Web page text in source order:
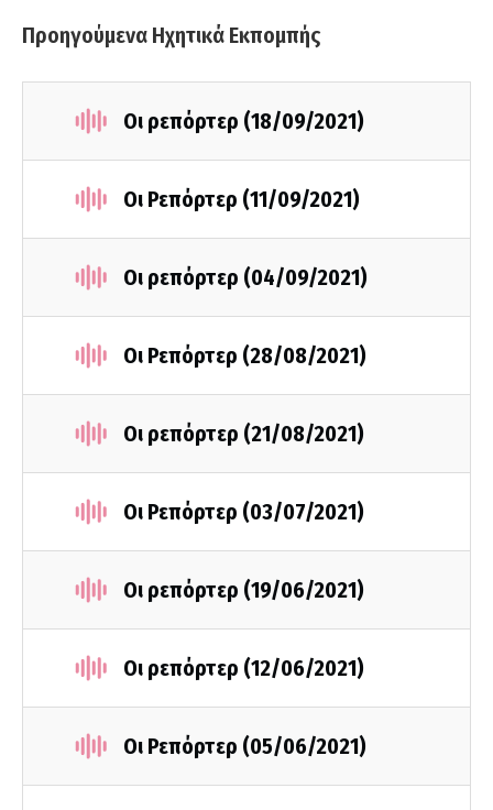
Προηγούμενα Ηχητικά Εκπομπής
Οι ρεπόρτερ (18/09/2021)
Οι Ρεπόρτερ (11/09/2021)
Οι ρεπόρτερ (04/09/2021)
Οι Ρεπόρτερ (28/08/2021)
Οι ρεπόρτερ (21/08/2021)
Οι Ρεπόρτερ (03/07/2021)
Οι ρεπόρτερ (19/06/2021)
Οι ρεπόρτερ (12/06/2021)
Οι Ρεπόρτερ (05/06/2021)